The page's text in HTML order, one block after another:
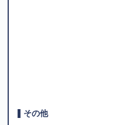
その他